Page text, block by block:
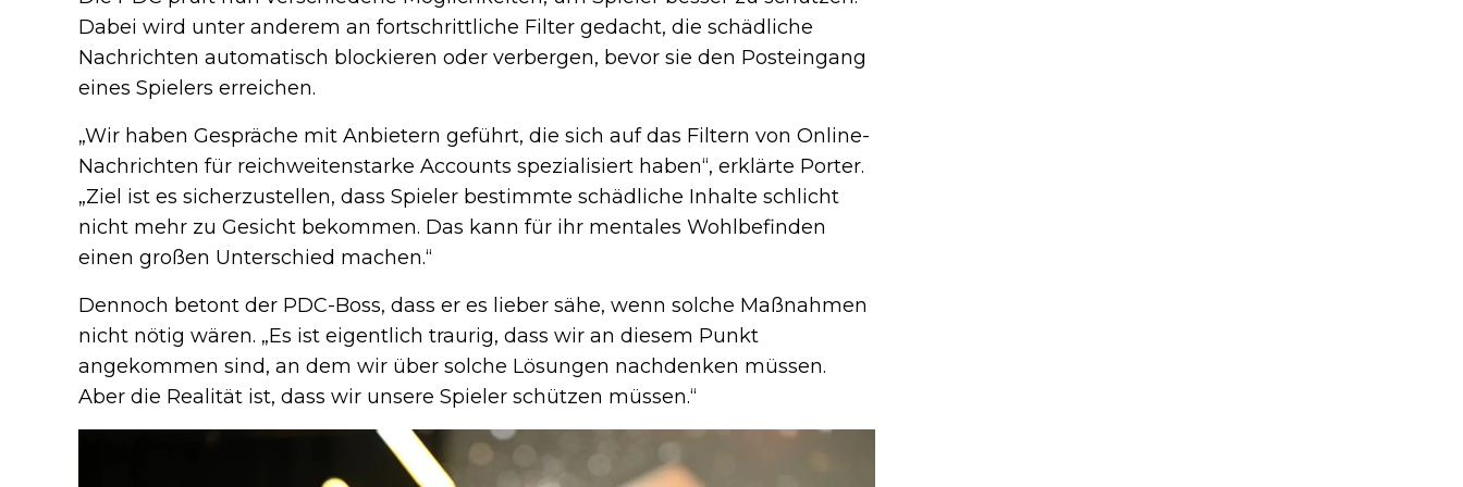
Dabei wird unter anderem an fortschrittliche Filter gedacht, die schädliche
Nachrichten automatisch blockieren oder verbergen, bevor sie den Posteingang
eines Spielers erreichen.
„Wir haben Gespräche mit Anbietern geführt, die sich auf das Filtern von Online-
Nachrichten für reichweitenstarke Accounts spezialisiert haben“, erklärte Porter.
„Ziel ist es sicherzustellen, dass Spieler bestimmte schädliche Inhalte schlicht
nicht mehr zu Gesicht bekommen. Das kann für ihr mentales Wohlbefinden
einen großen Unterschied machen.“
Dennoch betont der PDC-Boss, dass er es lieber sähe, wenn solche Maßnahmen
nicht nötig wären. „Es ist eigentlich traurig, dass wir an diesem Punkt
angekommen sind, an dem wir über solche Lösungen nachdenken müssen.
Aber die Realität ist, dass wir unsere Spieler schützen müssen.“